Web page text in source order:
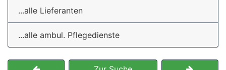
...alle Lieferanten
...alle ambul. Pflegedienste